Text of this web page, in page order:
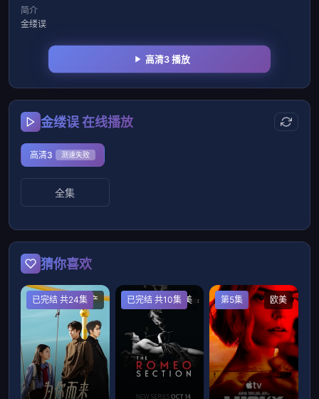
简介
金缕误
高清3 播放
金缕误 在线播放
高清3 测速失败
全集
猜你喜欢
国产
已完结 共24集 欧美
已完结 共10集 欧美
第5集